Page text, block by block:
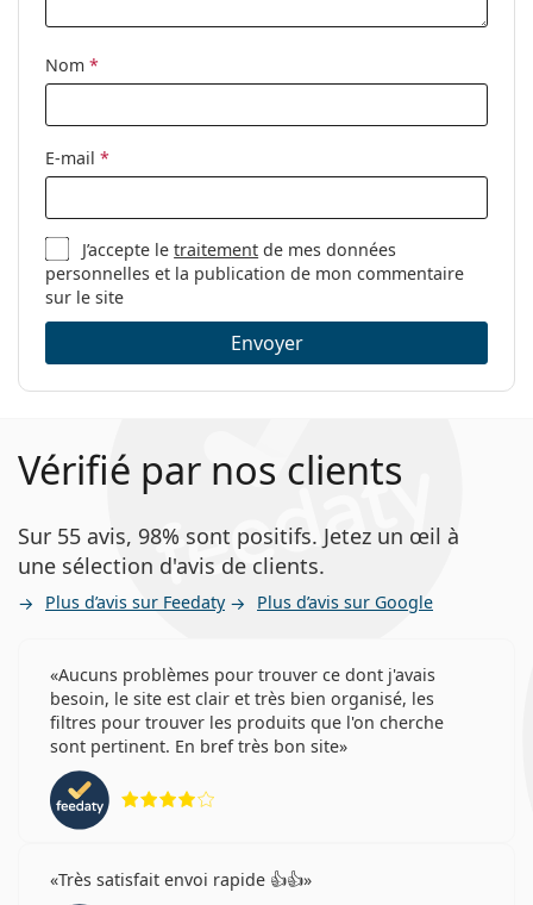
nettoyage:
Autres
Catégorie:
Marque:
Code:
Nom *
E-mail *
J’accepte letraitement de mes données
personnelles et la publication de mon commentaire
sur le site
Envoyer
Vérifié par nos clients
Sur 55 avis, 98% sont positifs. Jetez un œil à
une sélection d'avis de clients.
Plus d’avis sur Feedaty Plus d’avis sur Google
Aucuns problèmes pour trouver ce dont j'avais
besoin, le site est clair et très bien organisé, les
filtres pour trouver les produits que l'on cherche
sont pertinent. En bref très bon site
Très satisfait envoi rapide 👍👍